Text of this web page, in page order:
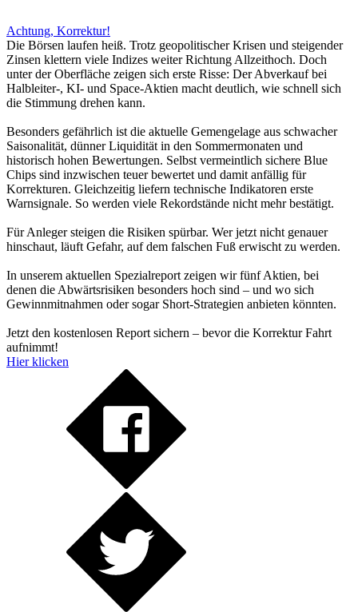
Achtung, Korrektur!
Die Börsen laufen heiß. Trotz geopolitischer Krisen und steigender
Zinsen klettern viele Indizes weiter Richtung Allzeithoch. Doch
unter der Oberfläche zeigen sich erste Risse: Der Abverkauf bei
Halbleiter-, KI- und Space-Aktien macht deutlich, wie schnell sich
die Stimmung drehen kann.
Besonders gefährlich ist die aktuelle Gemengelage aus schwacher
Saisonalität, dünner Liquidität in den Sommermonaten und
historisch hohen Bewertungen. Selbst vermeintlich sichere Blue
Chips sind inzwischen teuer bewertet und damit anfällig für
Korrekturen. Gleichzeitig liefern technische Indikatoren erste
Warnsignale. So werden viele Rekordstände nicht mehr bestätigt.
Für Anleger steigen die Risiken spürbar. Wer jetzt nicht genauer
hinschaut, läuft Gefahr, auf dem falschen Fuß erwischt zu werden.
In unserem aktuellen Spezialreport zeigen wir fünf Aktien, bei
denen die Abwärtsrisiken besonders hoch sind – und wo sich
Gewinnmitnahmen oder sogar Short-Strategien anbieten könnten.
Jetzt den kostenlosen Report sichern – bevor die Korrektur Fahrt
aufnimmt!
Hier klicken